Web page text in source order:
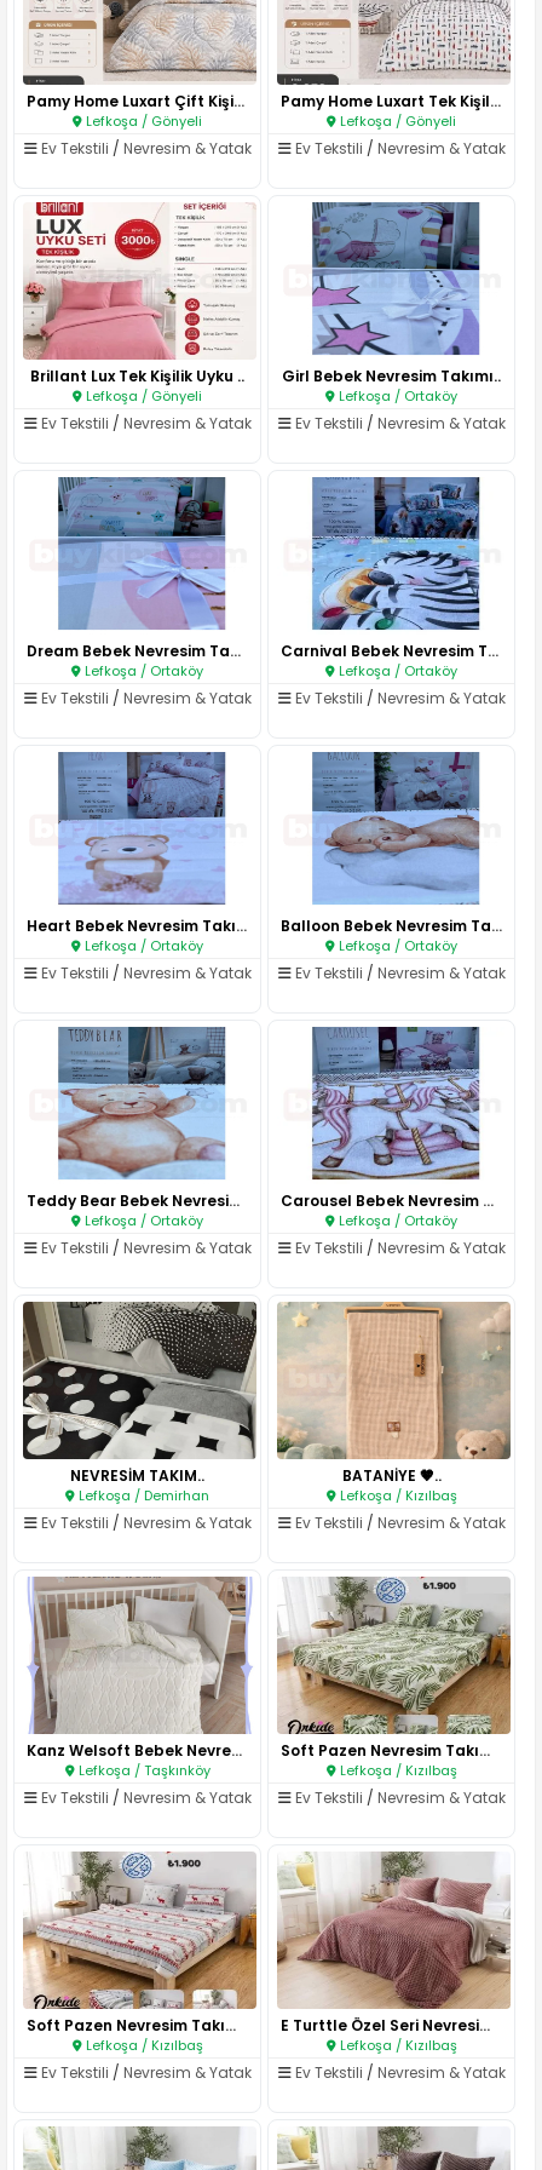
Pamy Home Luxart Çift Kişilik ..
Lefkoşa / Gönyeli
Ev Tekstili / Nevresim & Yatak
Pamy Home Luxart Tek Kişilik Y..
Lefkoşa / Gönyeli
Ev Tekstili / Nevresim & Yatak
Brillant Lux Tek Kişilik Uyku ..
Lefkoşa / Gönyeli
Ev Tekstili / Nevresim & Yatak
Girl Bebek Nevresim Takımı..
Lefkoşa / Ortaköy
Ev Tekstili / Nevresim & Yatak
Dream Bebek Nevresim Takımı..
Lefkoşa / Ortaköy
Ev Tekstili / Nevresim & Yatak
Carnival Bebek Nevresim Takımı..
Lefkoşa / Ortaköy
Ev Tekstili / Nevresim & Yatak
Heart Bebek Nevresim Takımı..
Lefkoşa / Ortaköy
Ev Tekstili / Nevresim & Yatak
Balloon Bebek Nevresim Takımı..
Lefkoşa / Ortaköy
Ev Tekstili / Nevresim & Yatak
Teddy Bear Bebek Nevresim Takı..
Lefkoşa / Ortaköy
Ev Tekstili / Nevresim & Yatak
Carousel Bebek Nevresim Takımı..
Lefkoşa / Ortaköy
Ev Tekstili / Nevresim & Yatak
NEVRESİM TAKIM..
Lefkoşa / Demirhan
Ev Tekstili / Nevresim & Yatak
BATANİYE 🤎..
Lefkoşa / Kızılbaş
Ev Tekstili / Nevresim & Yatak
Kanz Welsoft Bebek Nevresim Ta..
Lefkoşa / Taşkınköy
Ev Tekstili / Nevresim & Yatak
Soft Pazen Nevresim Takımı / s..
Lefkoşa / Kızılbaş
Ev Tekstili / Nevresim & Yatak
Soft Pazen Nevresim Takımı / s..
Lefkoşa / Kızılbaş
Ev Tekstili / Nevresim & Yatak
E Turttle Özel Seri Nevresim T..
Lefkoşa / Kızılbaş
Ev Tekstili / Nevresim & Yatak